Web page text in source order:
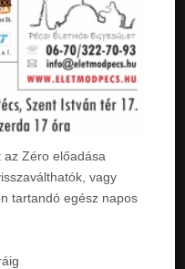
az Zéro előadása
vagy
tartandó egész napos